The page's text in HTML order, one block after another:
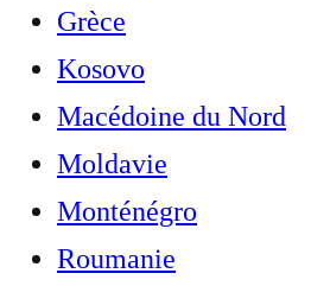
Grèce
Kosovo
Macédoine du Nord
Moldavie
Monténégro
Roumanie